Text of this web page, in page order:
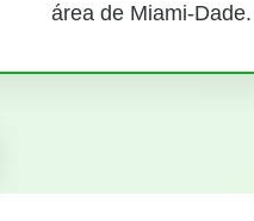
área de Miami-Dade.